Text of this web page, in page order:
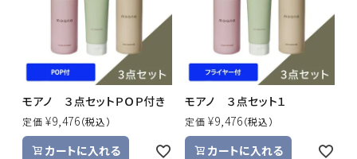
モアノ ３点セットＰＯＰ付き
定価 ¥9,476
カートに入れる
モアノ ３点セット１
定価 ¥9,476
カートに入れる